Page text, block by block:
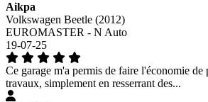
Aikpa
Volkswagen Beetle (2012)
EUROMASTER - N Auto
19-07-25
Ce garage m'a permis de faire l'économie de
travaux, simplement en resserrant des...